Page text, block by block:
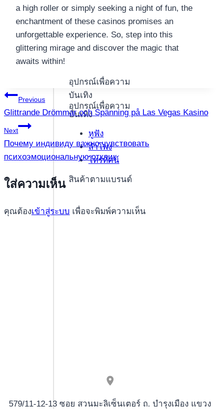
อุปกรณ์เพื่อความ
บันเทิง
อุปกรณ์เพื่อความ
บันเทิง
หูฟัง
ลำโพง
โทรทัศน์
สินค้าตามแบรนด์
a high roller or simply seeking a night of fun, the
enchantment of these casinos promises an
unforgettable experience. So, step into this
glittering mirage and discover the magic that
awaits within!
แนะแนว
เรื่อง
Previous
Glittrande Drömmar och Spänning på Las Vegas Kasino
Next
Почему индивиду важно чувствовать
психоэмоциональную отклик
ใส่ความเห็น
คุณต้องเข้าสู่ระบบ เพื่อจะพิมพ์ความเห็น
579/11-12-13 ซอย สวนมะลิเซ็นเตอร์ ถ. บำรุงเมือง แขวง